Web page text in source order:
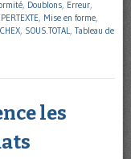
Doublons Erreur
Mise en forme
SOUS.TOTAL
Tableau de
les